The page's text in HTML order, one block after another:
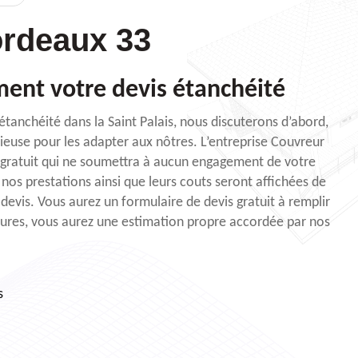
33
votre devis étanchéité
dans la Saint Palais, nous discuterons d’abord,
pour les adapter aux nôtres. L’entreprise Couvreur
qui ne soumettra à aucun engagement de votre
prestations ainsi que leurs couts seront affichées de
Vous aurez un formulaire de devis gratuit à remplir
vous aurez une estimation propre accordée par nos